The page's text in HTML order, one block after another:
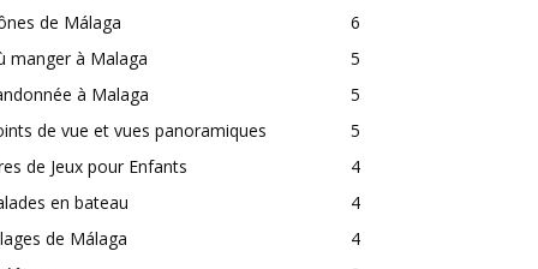
de Málaga
6
manger à Malaga
5
à Malaga
5
de vue et vues panoramiques
5
de Jeux pour Enfants
4
en bateau
4
de Málaga
4